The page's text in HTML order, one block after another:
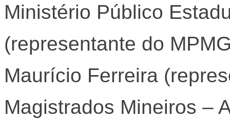
Ministério Público
(representante do
Maurício Ferreira
Magistrados Mineiros ‒